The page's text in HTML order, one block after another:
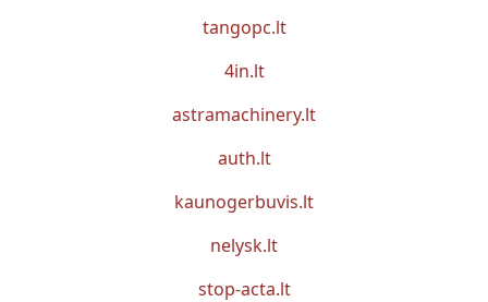
tangopc.lt
4in.lt
astramachinery.lt
auth.lt
kaunogerbuvis.lt
nelysk.lt
stop-acta.lt